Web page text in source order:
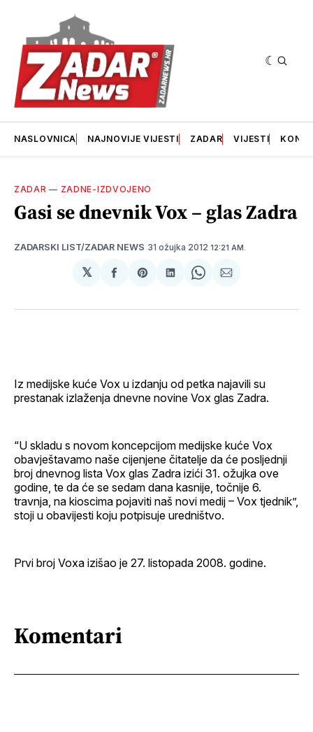
NASLOVNICA NAJNOVIJE VIJESTI ZADAR VIJESTI
ZADAR — ZADNE-IZDVOJENO
Gasi se dnevnik Vox – glas Zadra
ZADARSKI LIST/ZADAR NEWS 31 ožujka 2012 12:21 AM.
𝕏
podijeliSharepodijeliSharepodijeli
Iz medijske kuće Vox u izdanju od petka najavili su
prestanak izlaženja dnevne novine Vox glas Zadra.
“U skladu s novom koncepcijom medijske kuće Vox
obavještavamo naše cijenjene čitatelje da će posljednji
broj dnevnog lista Vox glas Zadra izići 31. ožujka ove
godine, te da će se sedam dana kasnije, točnije 6.
travnja, na kioscima pojaviti naš novi medij – Vox tjednik”,
stoji u obavijesti koju potpisuje uredništvo.
Prvi broj Voxa izišao je 27. listopada 2008. godine.
Komentari